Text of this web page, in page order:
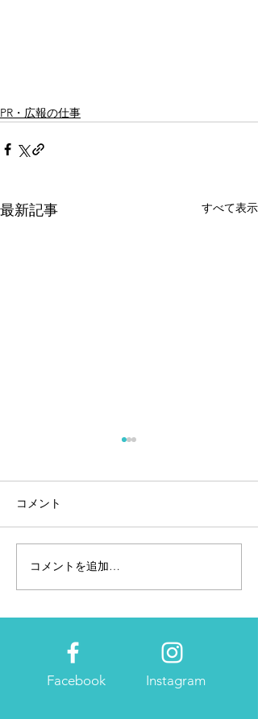
PR・広報の仕事
最新記事 すべて表示
個人事業主・フリーラン
スには欠かせない確定申
コメント
コメントを追加…
Facebook Instagram